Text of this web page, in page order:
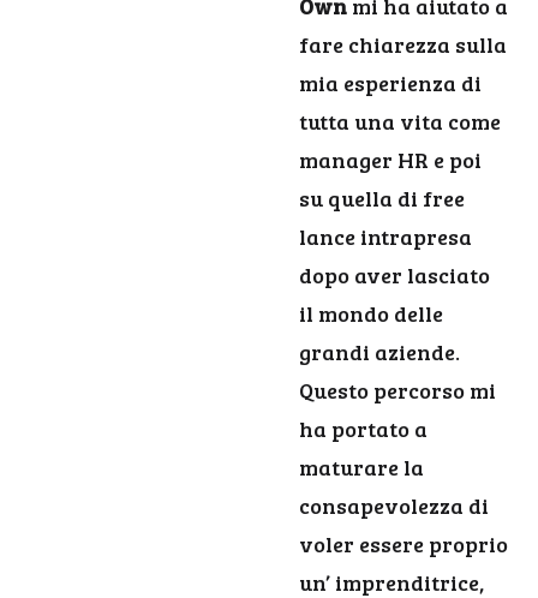
Own mi ha aiutato a
fare chiarezza sulla
mia esperienza di
tutta una vita come
manager HR e poi
su quella di free
lance intrapresa
dopo aver lasciato
il mondo delle
grandi aziende.
Questo percorso mi
ha portato a
maturare la
consapevolezza di
voler essere proprio
un’ imprenditrice,